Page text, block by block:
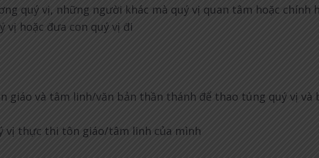
quý vị, những người khác mà quý vị quan tâm hoặc chính
vị hoặc đưa con quý vị đi
giáo và tâm linh/văn bản thần thánh để thao túng quý vị và
vị thực thi tôn giáo/tâm linh của mình